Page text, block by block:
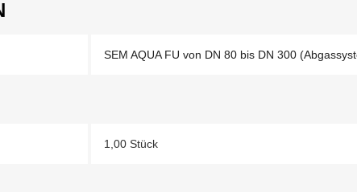
SEM AQUA FU von DN 80 bis DN 300
1,00 Stück